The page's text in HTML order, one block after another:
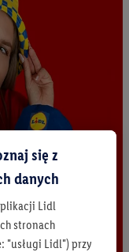
się z
danych
Lidl
stronach
"usługi Lidl") przy